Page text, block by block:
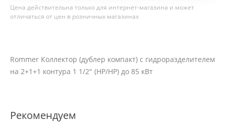
Цена действительна только для интернет-магазина и может
отличаться от цен в розничных магазинах
Rommer Коллектор (дублер компакт) с гидроразделителем
на 2+1+1 контура 1 1/2" (НР/НР) до 85 кВт
Рекомендуем